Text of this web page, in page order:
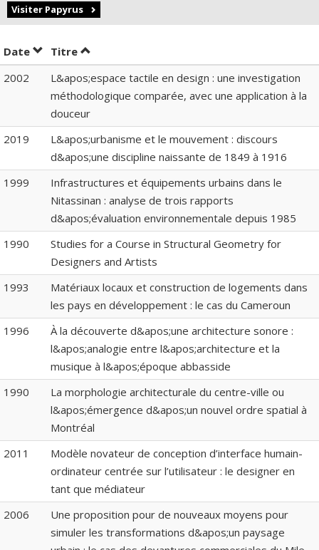
Visiter Papyrus
Date Trier par date en ordre croissant
Titre Trier par titre en ordre croissant
2002
L&apos;espace tactile en design : une investigation
méthodologique comparée, avec une application à la
douceur
2019
L&apos;urbanisme et le mouvement : discours
d&apos;une discipline naissante de 1849 à 1916
1999
Infrastructures et équipements urbains dans le
Nitassinan : analyse de trois rapports
d&apos;évaluation environnementale depuis 1985
1990
Studies for a Course in Structural Geometry for
Designers and Artists
1993
Matériaux locaux et construction de logements dans
les pays en développement : le cas du Cameroun
1996
À la découverte d&apos;une architecture sonore :
l&apos;analogie entre l&apos;architecture et la
musique à l&apos;époque abbasside
1990
La morphologie architecturale du centre-ville ou
l&apos;émergence d&apos;un nouvel ordre spatial à
Montréal
2011
Modèle novateur de conception d’interface humain-
ordinateur centrée sur l’utilisateur : le designer en
tant que médiateur
2006
Une proposition pour de nouveaux moyens pour
simuler les transformations d&apos;un paysage